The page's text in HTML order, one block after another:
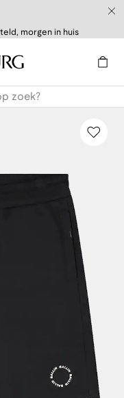
morgen in huis